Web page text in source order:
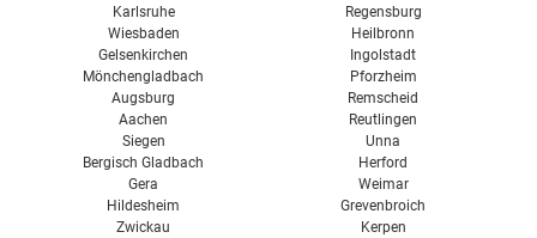
Karlsruhe
Wiesbaden
Gelsenkirchen
Mönchengladbach
Augsburg
Aachen
Regensburg
Heilbronn
Ingolstadt
Pforzheim
Remscheid
Reutlingen
Siegen
Bergisch Gladbach
Gera
Hildesheim
Zwickau
Unna
Herford
Weimar
Grevenbroich
Kerpen